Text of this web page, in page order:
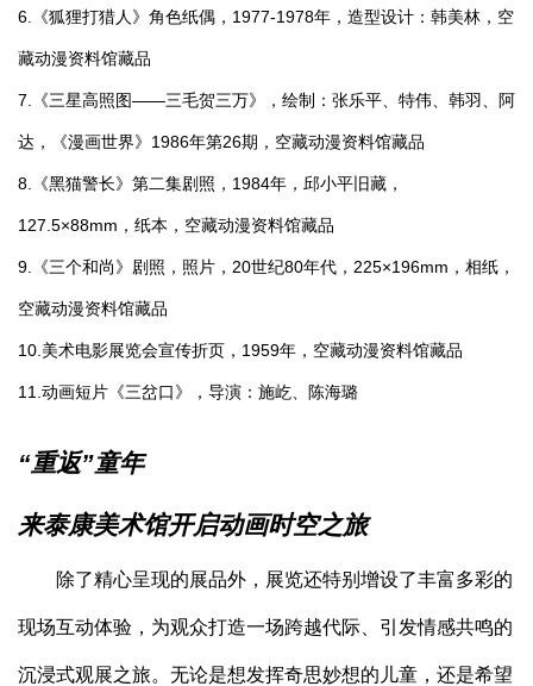
6.《狐狸打猎人》角色纸偶，1977-1978年，造型设计：韩美林，空
藏动漫资料馆藏品
7.《三星高照图——三毛贺三万》，绘制：张乐平、特伟、韩羽、阿
达，《漫画世界》1986年第26期，空藏动漫资料馆藏品
8.《黑猫警长》第二集剧照，1984年，邱小平旧藏，
127.5×88mm，纸本，空藏动漫资料馆藏品
9.《三个和尚》剧照，照片，20世纪80年代，225×196mm，相纸，
空藏动漫资料馆藏品
10.美术电影展览会宣传折页，1959年，空藏动漫资料馆藏品
11.动画短片《三岔口》，导演：施屹、陈海璐
“重返”童年
来泰康美术馆开启动画时空之旅
除了精心呈现的展品外，展览还特别增设了丰富多彩的
现场互动体验，为观众打造一场跨越代际、引发情感共鸣的
沉浸式观展之旅。无论是想发挥奇思妙想的儿童，还是希望